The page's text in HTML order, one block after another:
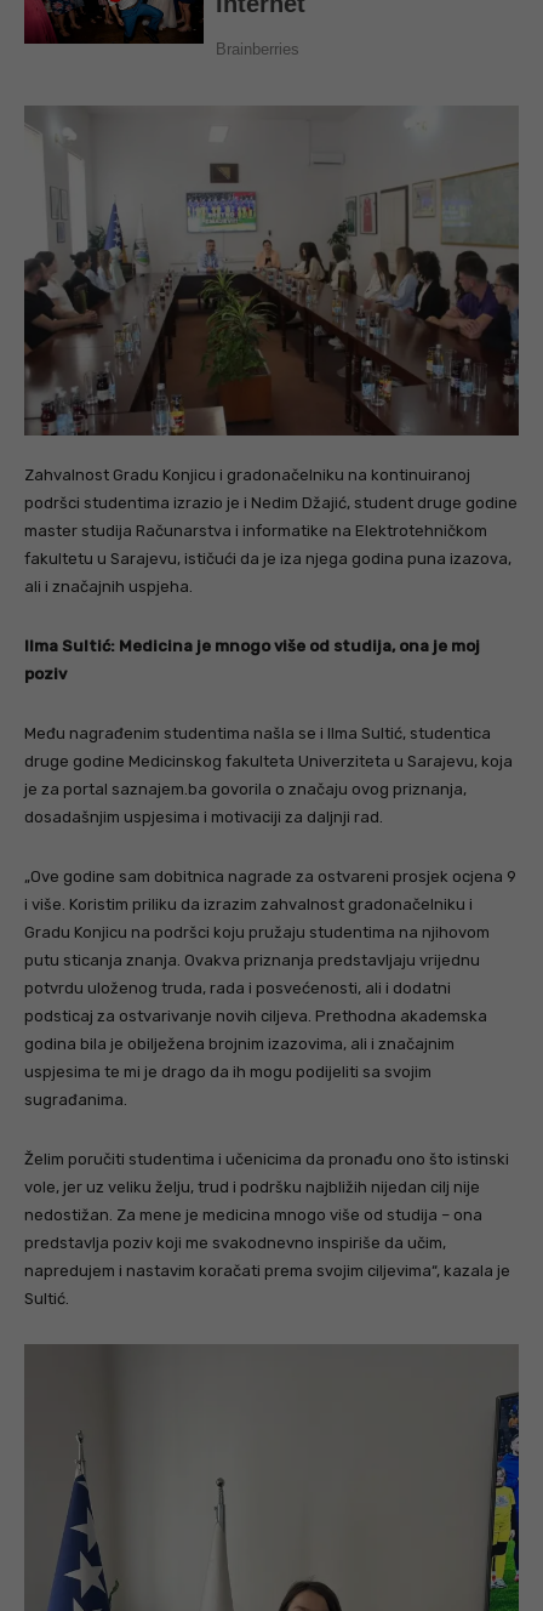
Zahvalnost Gradu Konjicu i gradonačelniku na kontinuiranoj
podršci studentima izrazio je i Nedim Džajić, student druge godine
master studija Računarstva i informatike na Elektrotehničkom
fakultetu u Sarajevu, ističući da je iza njega godina puna izazova,
ali i značajnih uspjeha.
Ilma Sultić: Medicina je mnogo više od studija, ona je moj
poziv
Među nagrađenim studentima našla se i Ilma Sultić, studentica
druge godine Medicinskog fakulteta Univerziteta u Sarajevu, koja
je za portal saznajem.ba govorila o značaju ovog priznanja,
dosadašnjim uspjesima i motivaciji za daljnji rad.
„Ove godine sam dobitnica nagrade za ostvareni prosjek ocjena 9
i više. Koristim priliku da izrazim zahvalnost gradonačelniku i
Gradu Konjicu na podršci koju pružaju studentima na njihovom
putu sticanja znanja. Ovakva priznanja predstavljaju vrijednu
potvrdu uloženog truda, rada i posvećenosti, ali i dodatni
podsticaj za ostvarivanje novih ciljeva. Prethodna akademska
godina bila je obilježena brojnim izazovima, ali i značajnim
uspjesima te mi je drago da ih mogu podijeliti sa svojim
sugrađanima.
Želim poručiti studentima i učenicima da pronađu ono što istinski
vole, jer uz veliku želju, trud i podršku najbližih nijedan cilj nije
nedostižan. Za mene je medicina mnogo više od studija – ona
predstavlja poziv koji me svakodnevno inspiriše da učim,
napredujem i nastavim koračati prema svojim ciljevima“, kazala je
Sultić.